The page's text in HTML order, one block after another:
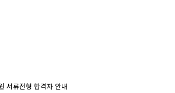
서류전형 합격자 안내